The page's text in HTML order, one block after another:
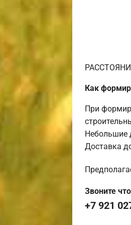
Как
При
Небольшие
Доставка
Звоните
+7 921